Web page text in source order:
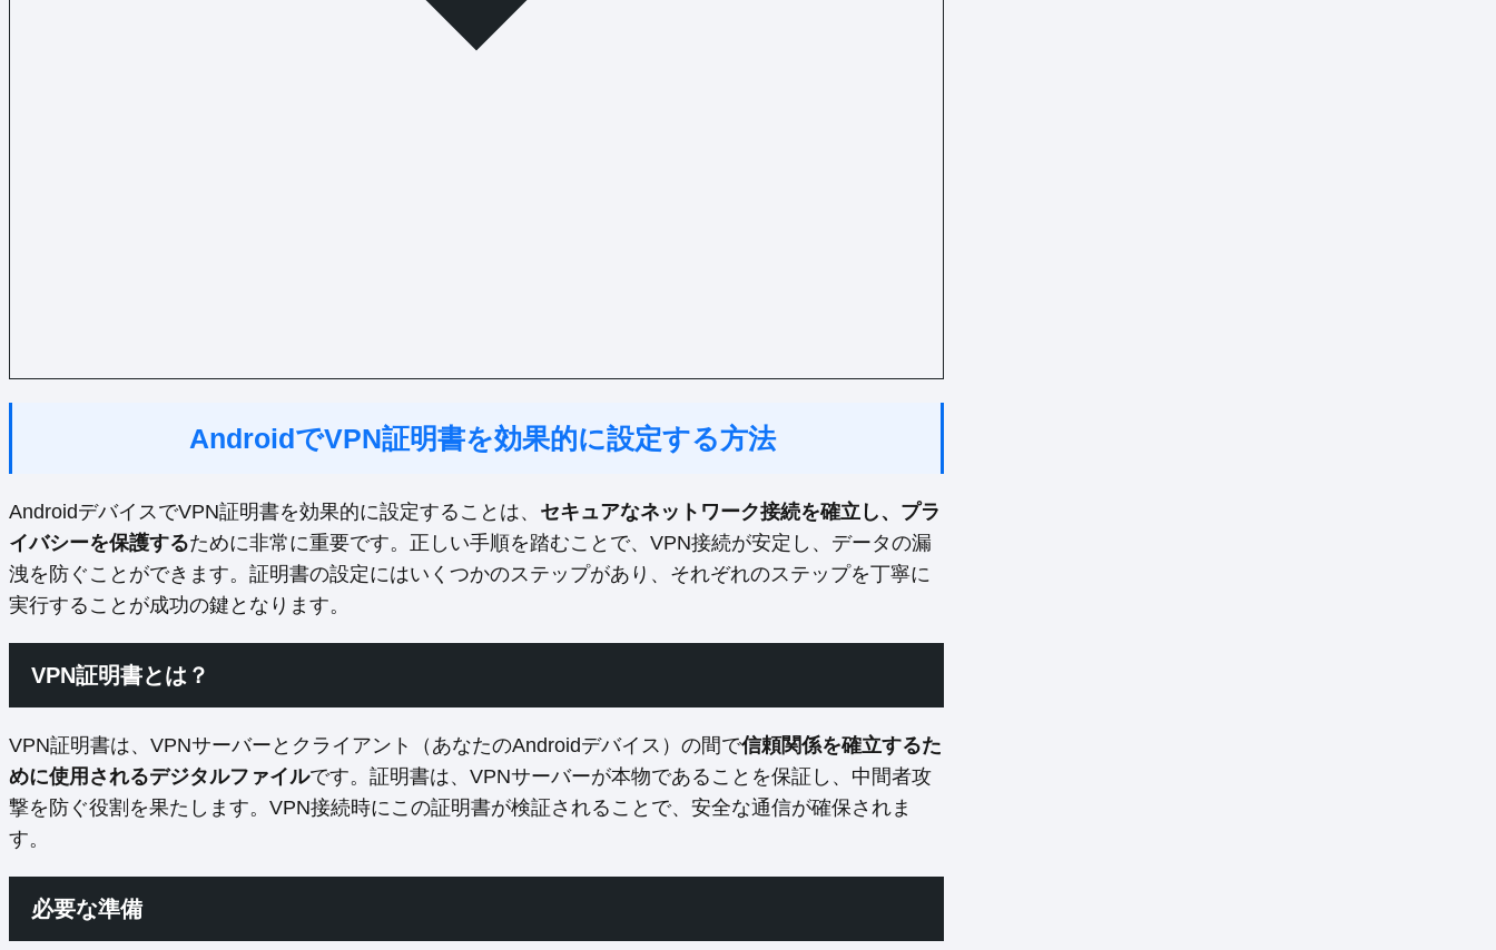
AndroidでVPN証明書を効果的に設定する方法
AndroidデバイスでVPN証明書を効果的に設定することは、 セキュアなネットワーク接続を確立し、プラ
イバシーを保護するために非常に重要です。正しい手順を踏むことで、VPN接続が安定し、データの漏
洩を防ぐことができます。証明書の設定にはいくつかのステップがあり、それぞれのステップを丁寧に
実行することが成功の鍵となります。
VPN証明書とは？
VPN証明書は、VPNサーバーとクライアント（あなたのAndroidデバイス）の間で信頼関係を確立するた
めに使用されるデジタルファイルです。証明書は、VPNサーバーが本物であることを保証し、中間者攻
撃を防ぐ役割を果たします。VPN接続時にこの証明書が検証されることで、安全な通信が確保されま
す。
必要な準備